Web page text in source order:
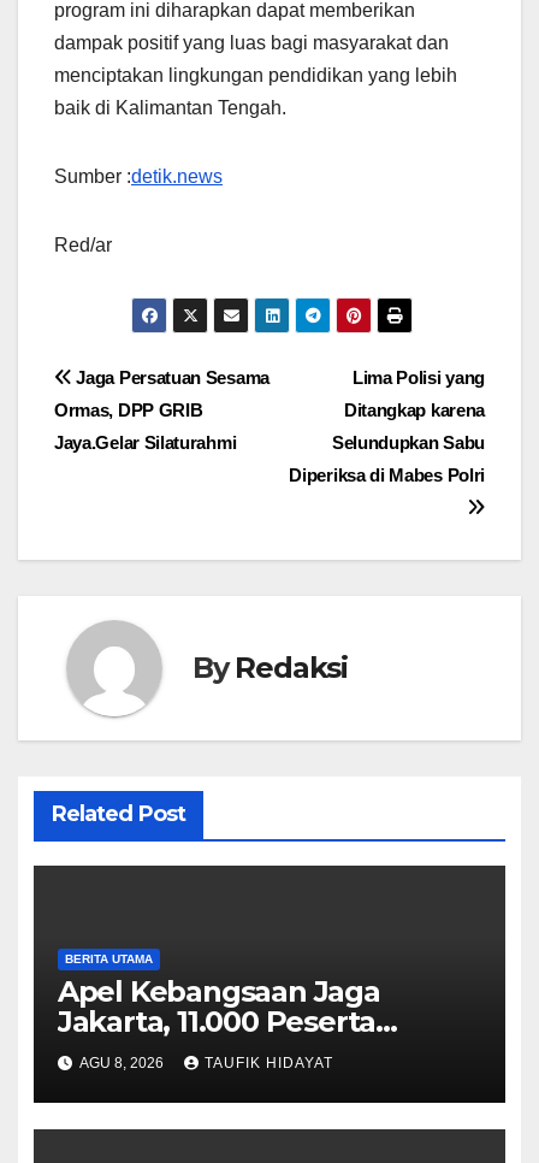
program ini diharapkan dapat memberikan
dampak positif yang luas bagi masyarakat dan
menciptakan lingkungan pendidikan yang lebih
baik di Kalimantan Tengah.
Sumber :detik.news
Red/ar
Navigasi
pos
Lima Polisi yang
Ditangkap karena
Selundupkan Sabu
Diperiksa di Mabes Polri
Jaga Persatuan Sesama
Ormas, DPP GRIB
Jaya.Gelar Silaturahmi
ByRedaksi
Related Post
BERITA UTAMA
Apel Kebangsaan Jaga
Jakarta, 11.000 Peserta
Perkuat Komitmen Menjaga
Ibu Kota
AGU 8, 2026 TAUFIK HIDAYAT